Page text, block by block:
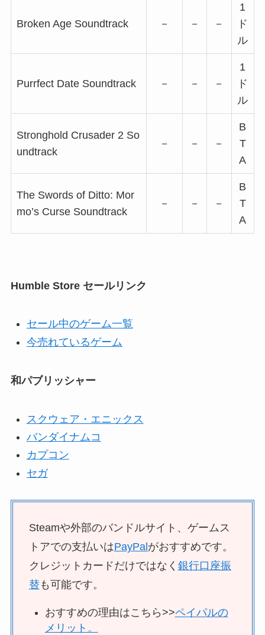
Broken Age Soundtrack － － －
1
ド
ル
Purrfect Date Soundtrack － － －
1
ド
ル
Stronghold Crusader 2 So
undtrack
－ － －
B
T
A
The Swords of Ditto: Mor
mo’s Curse Soundtrack
－ － －
B
T
A
Humble Store セールリンク
セール中のゲーム一覧
今売れているゲーム
和パブリッシャー
スクウェア・エニックス
バンダイナムコ
カプコン
セガ
Steamや外部のバンドルサイト、ゲームス
トアでの支払いはPayPal がおすすめです。
クレジットカードだけではなく 銀行口座振
替も可能です。
おすすめの理由はこちら>>ペイパルの
メリット。